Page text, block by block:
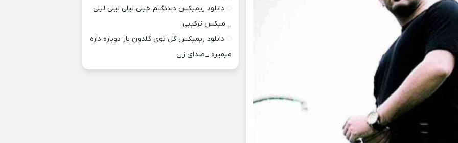
دانلود ریمیکس دلتنگتم خیلی لیلی لیلی لیلی
_ میکس ترکیبی
دانلود ریمیکس گل توی گلدون باز دوباره داره
میمیره _صدای زن